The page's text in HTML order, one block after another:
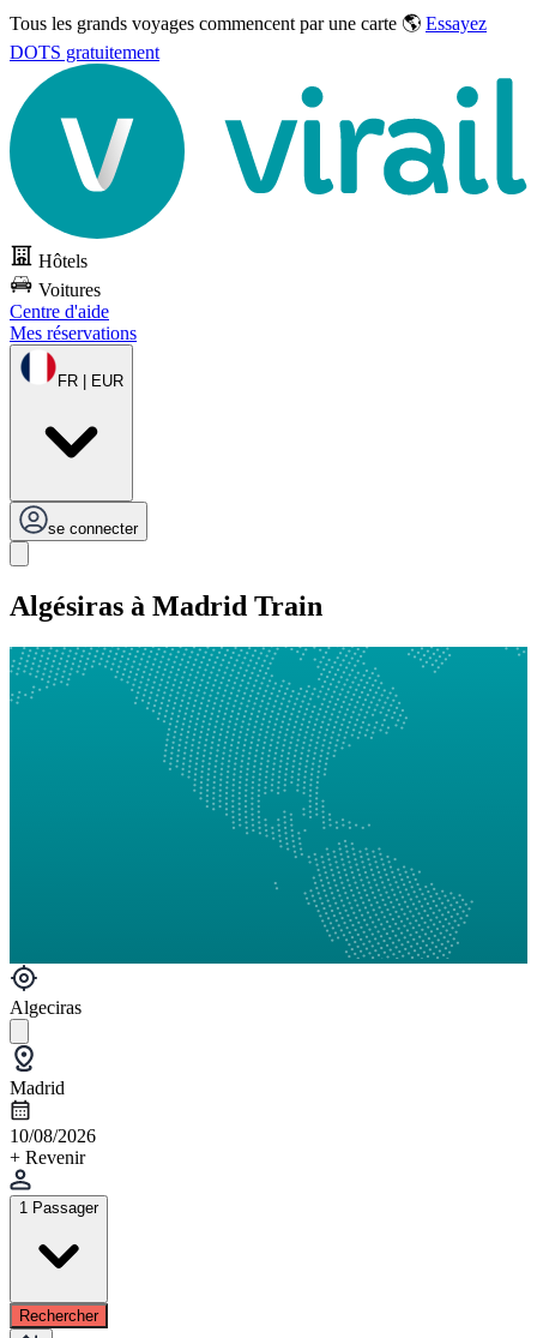
Tous les grands voyages commencent par une carte 🌎 Essayez
DOTS gratuitement
Hôtels
Voitures
Centre d'aide
Mes réservations
FR | EUR
se connecter
Algésiras à Madrid Train
Algeciras
Madrid
10/08/2026
+ Revenir
1 Passager
Rechercher